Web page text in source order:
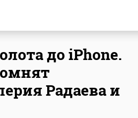
до iPhone.
Радаева и